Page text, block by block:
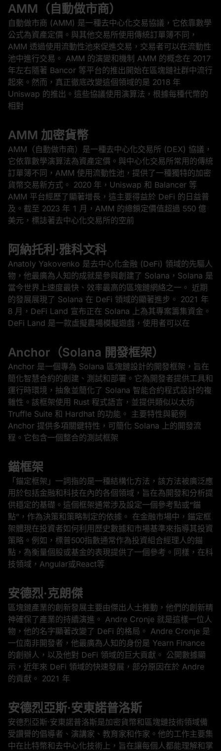
AMM（自動做市商）
自動做市商 (AMM) 是一種去中心化交易協議，它依靠數學
公式為資產定價。與其他交易所使用傳統訂單簿不同，
AMM 透過使用流動性池來促進交易，交易者可以在流動性
池中進行交易。 AMM 的演變和機制 AMM 的概念在 2017
年左右隨著 Bancor 等平台的推出開始在區塊鏈社群中流行
起來。然而，真正徹底改變這個領域的是 2018 年
Uniswap 的推出。這些協議使用演算法，根據每種代幣的
相對
AMM 加密貨幣
AMM（自動做市商）是一種去中心化交易所 (DEX) 協議，
它依靠數學演算法為資產定價。與中心化交易所常用的傳統
訂單簿不同，AMM 使用流動性池，提供了一種獨特的加密
貨幣交易新方式。 2020 年，Uniswap 和 Balancer 等
AMM 平台經歷了顯著增長，這主要得益於 DeFi 的日益普
及。截至 2023 年 1 月，AMM 的總鎖定價值超過 550 億
美元，標誌著去中心化交易所的空前
阿納托利·雅科文科
Anatoly Yakovenko 是去中心化金融 (DeFi) 領域的先驅人
物，他最廣為人知的成就是參與創建了 Solana，Solana 是
當今世界上速度最快、效率最高的區塊鏈網絡之一。 近期
的發展展現了 Solana 在 DeFi 領域的顯著進步。 2021 年
8 月，DeFi Land 宣布正在 Solana 上為其專案籌集資金。
DeFi Land 是一款虛擬農場模擬遊戲，使用者可以在
Anchor（Solana 開發框架）
Anchor 是一個專為 Solana 區塊鏈設計的開發框架，旨在
簡化智慧合約的創建、測試和部署。它為開發者提供工具和
運行時環境，抽象並簡化了 Solana 智能合約程式設計的複
雜性。該框架使用 Rust 程式語言，並提供類似以太坊
Truffle Suite 和 Hardhat 的功能。 主要特性與範例
Anchor 提供多項關鍵特性，可簡化 Solana 上的開發流
程。它包含一個整合的測試框架
錨框架
「錨定框架」一詞指的是一種結構化方法，該方法被廣泛應
用於包括金融和科技在內的各個領域，旨在為開發和分析提
供穩定的基礎。這個框架通常涉及設定一個參考點或“錨
點”，作為決策和策略制定的依據。 在金融市場中，錨定框
架體現在投資者如何利用歷史數據和市場基準來指導其投資
策略。例如，標普500指數通常作為投資組合經理人的錨
點，為衡量個股或基金的表現提供了一個參考。同樣，在科
技領域，Angular或React等
安德烈·克朗傑
區塊鏈產業的創新發展主要由傑出人士推動，他們的創新精
神確保了產業的持續演進。 Andre Cronje 就是這樣一位人
物，他的名字顯著改變了 DeFi 的格局。 Andre Cronje 是
一位南非開發者，他最廣為人知的身份是 Yearn Finance
的創辦人，以及他對 DeFi 領域的巨大貢獻。 公開數據顯
示，近年來 DeFi 領域的快速發展，部分原因在於 Andre
的貢獻。 2021 年
安德烈亞斯·安東諾普洛斯
安德烈亞斯·安東諾普洛斯是加密貨幣和區塊鏈技術領域備
受讚譽的倡導者、演講家、教育家和作家。他的工作主要集
中在比特幣和去中心化技術上，旨在讓每個人都能理解和掌